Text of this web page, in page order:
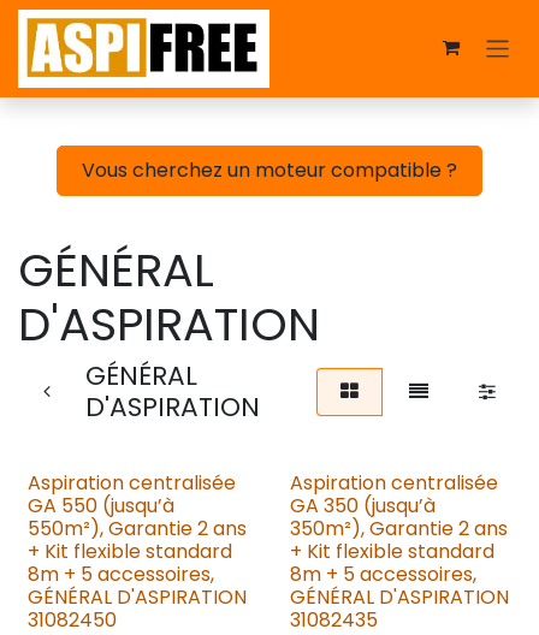
Se rendre au contenu
Vous cherchez un moteur compatible ?
GÉNÉRAL
D'ASPIRATION
GÉNÉRAL
D'ASPIRATION
Aspiration centralisée
GA 550 (jusqu’à
550m²), Garantie 2 ans
+ Kit flexible standard
8m + 5 accessoires,
GÉNÉRAL D'ASPIRATION
31082450
Aspiration centralisée
GA 350 (jusqu’à
350m²), Garantie 2 ans
+ Kit flexible standard
8m + 5 accessoires,
GÉNÉRAL D'ASPIRATION
31082435